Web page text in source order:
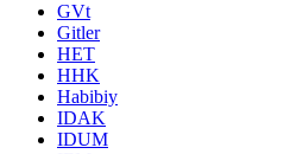
GVt
Gitler
HET
HHK
Habibiy
IDAK
IDUM